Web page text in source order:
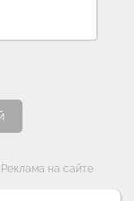
Реклама на сайте